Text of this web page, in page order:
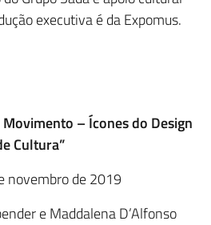
executiva é da Expomus.
Movimento – Ícones do Design
Cultura”
novembro de 2019
e Maddalena D’Alfonso